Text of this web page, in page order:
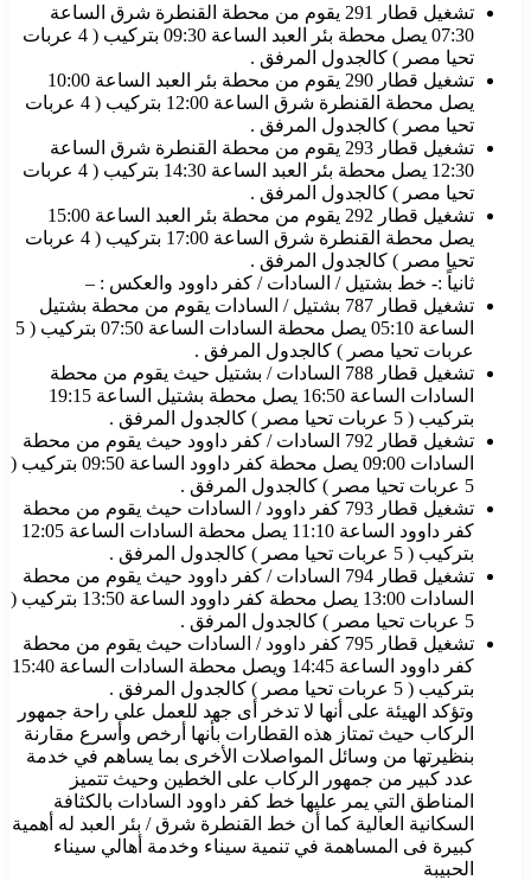
تشغيل قطار 291 يقوم من محطة القنطرة شرق الساعة
07:30 يصل محطة بئر العبد الساعة 09:30 بتركيب ( 4 عربات
تحيا مصر ) كالجدول المرفق .
تشغيل قطار 290 يقوم من محطة بئر العبد الساعة 10:00
يصل محطة القنطرة شرق الساعة 12:00 بتركيب ( 4 عربات
تحيا مصر ) كالجدول المرفق .
تشغيل قطار 293 يقوم من محطة القنطرة شرق الساعة
12:30 يصل محطة بئر العبد الساعة 14:30 بتركيب ( 4 عربات
تحيا مصر ) كالجدول المرفق .
تشغيل قطار 292 يقوم من محطة بئر العبد الساعة 15:00
يصل محطة القنطرة شرق الساعة 17:00 بتركيب ( 4 عربات
تحيا مصر ) كالجدول المرفق .
ثانياً :- خط بشتيل / السادات / كفر داوود والعكس : –
تشغيل قطار 787 بشتيل / السادات يقوم من محطة بشتيل
الساعة 05:10 يصل محطة السادات الساعة 07:50 بتركيب ( 5
عربات تحيا مصر ) كالجدول المرفق .
تشغيل قطار 788 السادات / بشتيل حيث يقوم من محطة
السادات الساعة 16:50 يصل محطة بشتيل الساعة 19:15
بتركيب ( 5 عربات تحيا مصر ) كالجدول المرفق .
تشغيل قطار 792 السادات / كفر داوود حيث يقوم من محطة
السادات 09:00 يصل محطة كفر داوود الساعة 09:50 بتركيب (
5 عربات تحيا مصر ) كالجدول المرفق .
تشغيل قطار 793 كفر داوود / السادات حيث يقوم من محطة
كفر داوود الساعة 11:10 يصل محطة السادات الساعة 12:05
بتركيب ( 5 عربات تحيا مصر ) كالجدول المرفق .
تشغيل قطار 794 السادات / كفر داوود حيث يقوم من محطة
السادات 13:00 يصل محطة كفر داوود الساعة 13:50 بتركيب (
5 عربات تحيا مصر ) كالجدول المرفق .
تشغيل قطار 795 كفر داوود / السادات حيث يقوم من محطة
كفر داوود الساعة 14:45 ويصل محطة السادات الساعة 15:40
بتركيب ( 5 عربات تحيا مصر ) كالجدول المرفق .
وتؤكد الهيئة على أنها لا تدخر أى جهد للعمل على راحة جمهور
الركاب حيث تمتاز هذه القطارات بأنها أرخص وأسرع مقارنة
بنظيرتها من وسائل المواصلات الأخرى بما يساهم في خدمة
عدد كبير من جمهور الركاب على الخطين وحيث تتميز
المناطق التي يمر عليها خط كفر داوود السادات بالكثافة
السكانية العالية كما أن خط القنطرة شرق / بئر العبد له أهمية
كبيرة فى المساهمة في تنمية سيناء وخدمة أهالي سيناء
الحبيبة